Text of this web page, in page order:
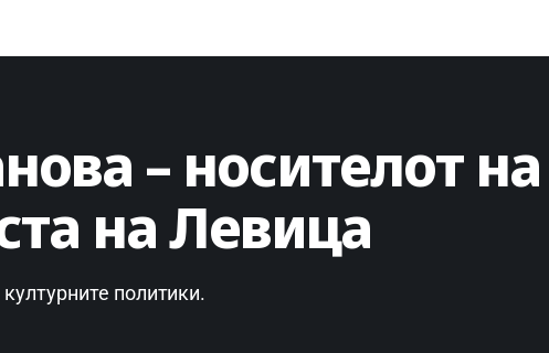
– носителот на
на Левица
политики.